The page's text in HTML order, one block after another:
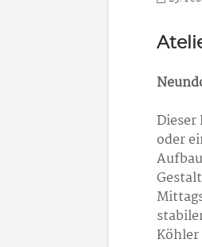
Dieser
oder
Köhler